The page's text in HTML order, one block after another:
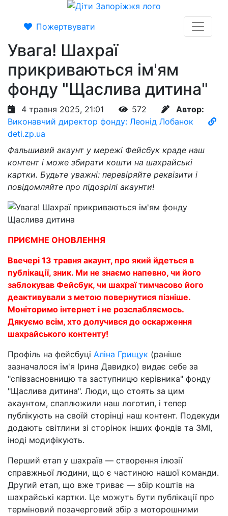
Пожертвувати
Увага! Шахраї
прикриваються ім'ям
фонду "Щаслива дитина"
4 травня 2025, 21:01 572
Автор:
Виконавчий директор фонду: Леонід Лобанок
deti.zp.ua
Фальшивий акаунт у мережі Фейсбук краде наш
контент і може збирати кошти на шахрайські
картки. Будьте уважні: перевіряйте реквізити і
повідомляйте про підозрілі акаунти!
ПРИЄМНЕ ОНОВЛЕННЯ
Ввечері 13 травня акаунт, про який йдеться в
публікації, зник. Ми не знаємо напевно, чи його
заблокував Фейсбук, чи шахраї тимчасово його
деактивували з метою повернутися пізніше.
Моніторимо інтернет і не розслабляємось.
Дякуємо всім, хто долучився до оскарження
шахрайського контенту!
Профіль на фейсбуці Аліна Грищук (раніше
зазначалося ім'я Ірина Давидко) видає себе за
"співзасновницю та заступницю керівника" фонду
"Щаслива дитина". Люди, що стоять за цим
акаунтом, спаплюжили наш логотип, і тепер
публікують на своїй сторінці наш контент. Подекуди
додають світлини зі сторінок інших фондів та ЗМІ,
іноді модифікують.
Перший етап у шахраїв — створення ілюзії
справжньої людини, що є частиною нашої команди.
Другий етап, що вже триває — збір коштів на
шахрайські картки. Це можуть бути публікації про
терміновий позачерговий збір з моторошними